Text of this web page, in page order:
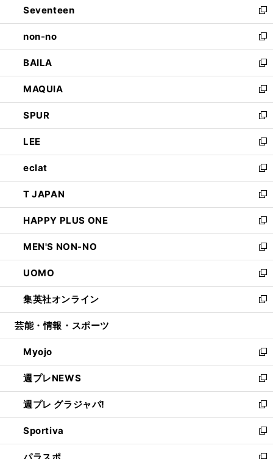
く
で
開
く
ド
ウ
で
開
く
Seventeen
新
し
い
ウ
ィ
ン
ド
ウ
で
開
く
non-no
新
し
い
ウ
ィ
ン
ド
ウ
で
開
く
BAILA
新
し
い
ウ
ィ
ン
ド
ウ
で
開
く
MAQUIA
新
し
い
ウ
ィ
ン
ド
ウ
で
開
く
SPUR
新
し
い
ウ
ィ
ン
ド
ウ
で
開
く
LEE
新
し
い
ウ
ィ
ン
ド
ウ
で
開
く
eclat
新
し
い
ウ
ィ
ン
ド
ウ
で
開
く
T JAPAN
新
し
い
ウ
ィ
ン
ド
ウ
で
開
HAPPY PLUS ONE
新
し
い
ウ
ィ
ン
ド
ウ
開
く
MEN'S NON-NO
新
し
い
ウ
ィ
ン
ウ
で
開
く
UOMO
新
し
い
ウ
ン
ド
ウ
で
開
く
集英社オンライン
新
し
ウ
ィ
ン
ド
ウ
で
開
く
芸能・情報・スポーツ
Myojo
新
し
い
ウ
ィ
ン
ド
ウ
週プレNEWS
新
し
い
ウ
ィ
ン
週プレ グラジャパ!
新
し
い
ウ
Sportiva
新
し